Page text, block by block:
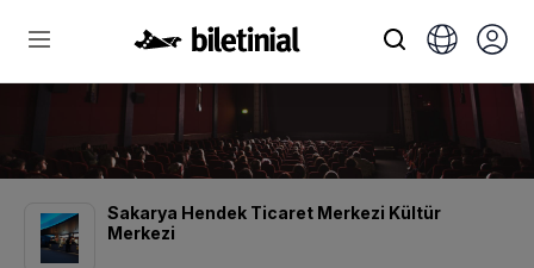
Sakarya Hendek Ticaret Merkezi Kültür
Merkezi